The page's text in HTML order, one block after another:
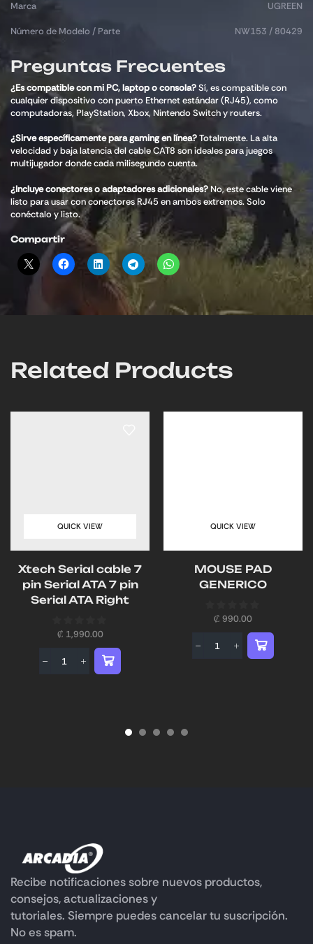
Marca UGREEN
Número de Modelo / Parte NW153 / 80429
Preguntas Frecuentes
¿Es compatible con mi PC, laptop o consola?Sí, es compatible con
cualquier dispositivo con puerto Ethernet estándar (RJ45), como
computadoras, PlayStation, Xbox, Nintendo Switch y routers.
¿Sirve específicamente para gaming en línea?Totalmente. La alta
velocidad y baja latencia del cable CAT8 son ideales para juegos
multijugador donde cada milisegundo cuenta.
¿Incluye conectores o adaptadores adicionales?No, este cable viene
listo para usar con conectores RJ45 en ambos extremos. Solo
conéctalo y listo.
Compartir
Related Products
QUICK VIEW
Xtech Serial cable 7
pin Serial ATA 7 pin
Serial ATA Right
₡ 1,990.00
QUICK VIEW
MOUSE PAD
GENERICO
₡ 990.00
Recibe notificaciones sobre nuevos productos,
consejos, actualizaciones y
tutoriales. Siempre puedes cancelar tu suscripción.
No es spam.